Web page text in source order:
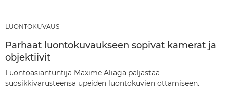
LUONTOKUVAUS
Parhaat luontokuvaukseen sopivat kamerat ja
objektiivit
Luontoasiantuntija Maxime Aliaga paljastaa
suosikkivarusteensa upeiden luontokuvien ottamiseen.